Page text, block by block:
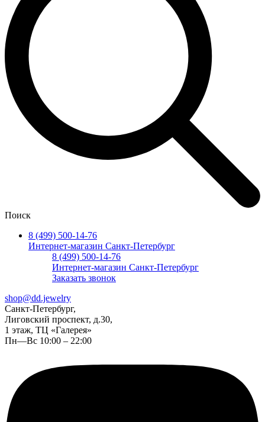
Поиск
8 (499) 500-14-76
Интернет-магазин Санкт-Петербург
8 (499) 500-14-76
Интернет-магазин Санкт-Петербург
Заказать звонок
shop@dd.jewelry
Санкт-Петербург,
Лиговский проспект, д.30,
1 этаж, ТЦ «Галерея»
Пн—Вс 10:00 – 22:00